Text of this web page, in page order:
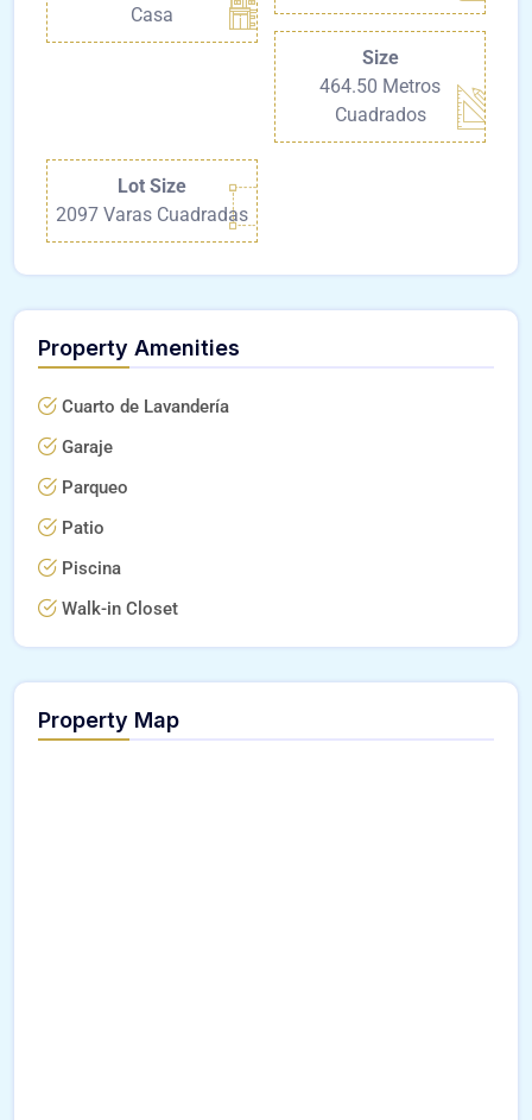
Casa
Size
464.50 Metros
Cuadrados
Lot Size
2097 Varas Cuadradas
Property Amenities
Cuarto de Lavandería
Garaje
Parqueo
Patio
Piscina
Walk-in Closet
Property Map